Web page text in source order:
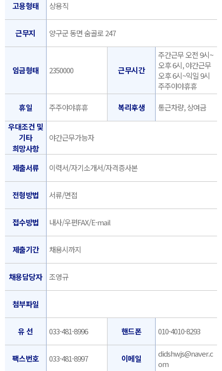
고용형태 상용직
근무지 양구군 동면 숨골로 247
임금형태 2350000 근무시간
주간근무 오전 9시~
오후 6시, 야간근무
오후 6시~익일 9시
주주야야휴휴
휴일 주주야야휴휴 복리후생
통근차량, 상여금
우대조건 및
기타
희망사항
야간근무가능자
제출서류 이력서/자기소개서/자격증사본
전형방법 서류/면접
접수방법 내사/우편FAX/E-mail
제출기간 채용시까지
채용담당자 조영규
첨부파일
유 선 033-481-8996 핸드폰 010-4010-8293
팩스번호 033-481-8997 이메일
didshwjs@naver.c
om